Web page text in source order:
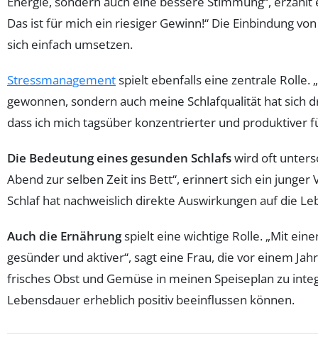
Das ist für mich ein riesiger Gewinn!“ Die Einbindung
sich einfach umsetzen.
Stressmanagementspielt ebenfalls eine zentrale Rolle.
gewonnen, sondern auch meine Schlafqualität hat sich
dass ich mich tagsüber konzentrierter und produktiver
Die Bedeutung eines gesunden Schlafswird oft
Abend zur selben Zeit ins Bett“, erinnert sich ein
Schlaf hat nachweislich direkte Auswirkungen auf die
Auch die Ernährungspielt eine wichtige Rolle. „Mit
gesünder und aktiver“, sagt eine Frau, die vor einem
frisches Obst und Gemüse in meinen Speiseplan zu
Lebensdauer erheblich positiv beeinflussen können.